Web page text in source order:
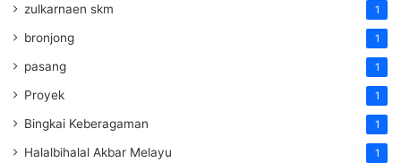
zulkarnaen skm 1
bronjong 1
pasang 1
Proyek 1
Bingkai Keberagaman 1
Halalbihalal Akbar Melayu 1